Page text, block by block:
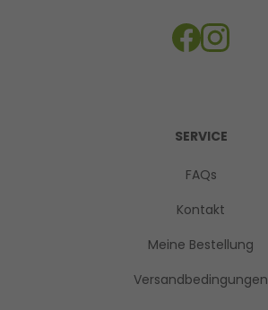
SERVICE
FAQs
Kontakt
Meine Bestellung
Versandbedingungen